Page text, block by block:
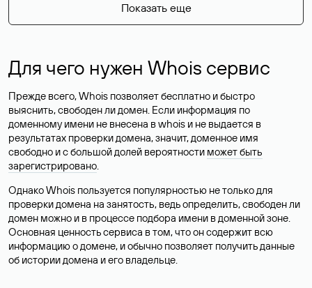
Показать еще
Для чего нужен Whois сервис
Прежде всего, Whois позволяет бесплатно и быстро
выяснить, свободен ли домен. Если информация по
доменному имени не внесена в whois и не выдается в
результатах проверки домена, значит, доменное имя
свободно и с большой долей вероятности может быть
зарегистрировано.
Однако Whois пользуется популярностью не только для
проверки домена на занятость, ведь определить, свободен ли
домен можно и в процессе подбора имени в доменной зоне.
Основная ценность сервиса в том, что он содержит всю
информацию о домене, и обычно позволяет получить данные
об истории домена и его владельце.